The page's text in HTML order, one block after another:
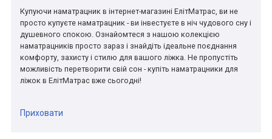
Купуючи наматрацник в інтернет-магазині ЕлітМатрас, ви не
просто купуєте наматрацник - ви інвестуєте в ніч чудового сну і
душевного спокою. Ознайомтеся з нашою колекцією
наматрацників просто зараз і знайдіть ідеальне поєднання
комфорту, захисту і стилю для вашого ліжка. Не пропустіть
можливість перетворити свій сон - купіть наматрацники для
ліжок в ЕлітМатрас вже сьогодні!
Приховати